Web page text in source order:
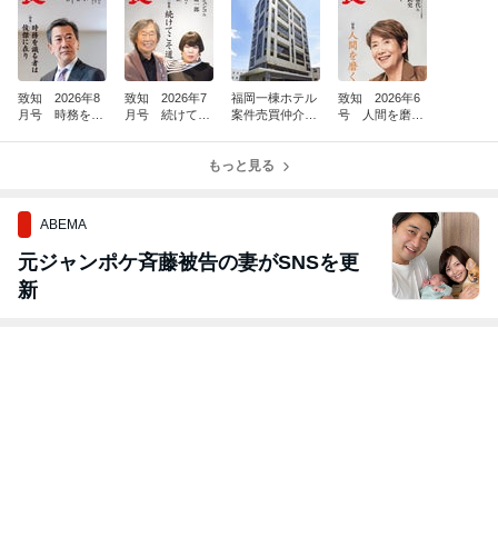
致知 2026年8
月号 時務を識
致知 2026年7
月号 続けてこ
福岡一棟ホテル
案件売買仲介完
致知 2026年6
号 人間を磨
もっと見る
ABEMA
元ジャンポケ斉藤被告の妻がSNSを更
新